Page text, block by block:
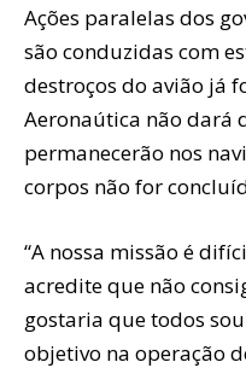
Ações paralelas dos
são conduzidas com
destroços do avião já
Aeronaútica não dará
permanecerão nos
corpos não for
“A nossa missão é
acredite que não
gostaria que todos
objetivo na operação